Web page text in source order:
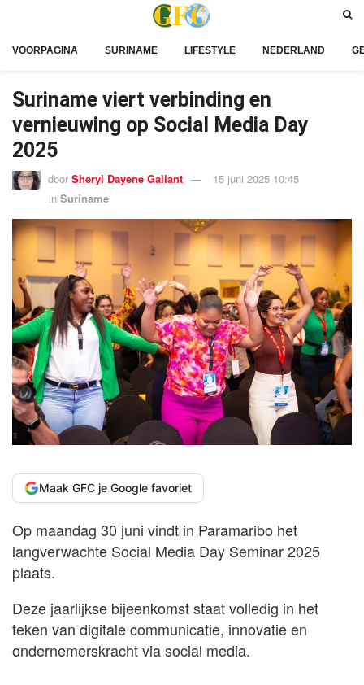
VOORPAGINA SURINAME LIFESTYLE NEDERLAND
Suriname viert verbinding en
vernieuwing op Social Media Day
2025
door Sheryl Dayene Gallant
15 juni 2025 10:45
in Suriname
Maak GFC je Google favoriet
Op maandag 30 juni vindt in Paramaribo het
langverwachte Social Media Day Seminar 2025
plaats.
Deze jaarlijkse bijeenkomst staat volledig in het
teken van digitale communicatie, innovatie en
ondernemerskracht via social media.